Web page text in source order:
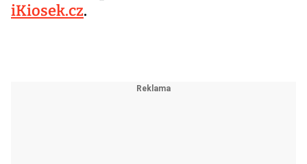
iKiosek.cz.